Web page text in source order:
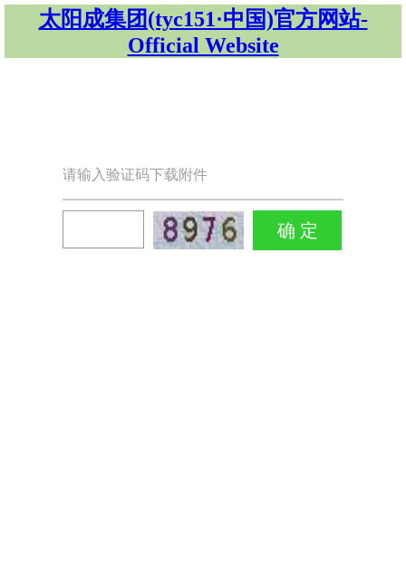
太阳成集团(tyc151·中国)官方网站-
Official Website
请输入验证码下载附件